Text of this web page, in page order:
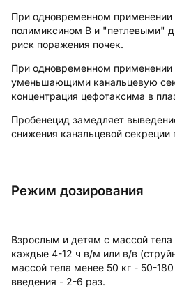
При одновременном применении
полимиксином B и "петлевыми"
риск поражения почек.
При одновременном применении
уменьшающими канальцевую
концентрация цефотаксима в
Пробенецид замедляет
снижения канальцевой секреции
Режим дозирования
Взрослым и детям с массой тела
каждые 4-12 ч в/м или в/в
массой тела менее 50 кг - 50-
введения - 2-6 раз.